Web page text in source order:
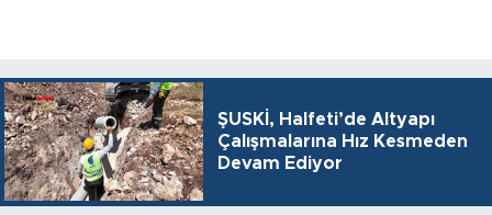
ŞUSKİ, Halfeti’de Altyapı
Çalışmalarına Hız Kesmeden
Devam Ediyor